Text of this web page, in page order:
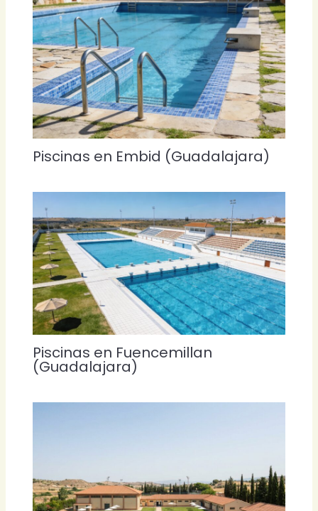
Piscinas en Embid (Guadalajara)
Piscinas en Fuencemillan
(Guadalajara)